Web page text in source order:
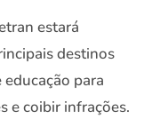
estará
destinos
para
e coibir infrações.